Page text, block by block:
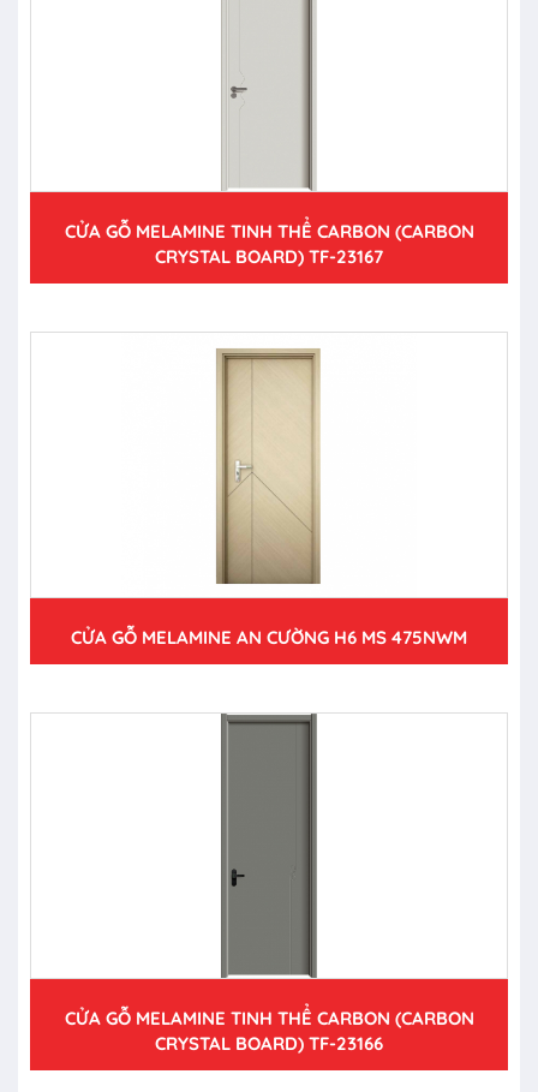
CỬA GỖ MELAMINE TINH THỂ CARBON (CARBON
CRYSTAL BOARD) TF-23167
CỬA GỖ MELAMINE AN CƯỜNG H6 MS 475NWM
CỬA GỖ MELAMINE TINH THỂ CARBON (CARBON
CRYSTAL BOARD) TF-23166